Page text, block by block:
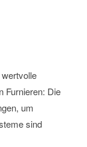
Furnieren: Die
um
sind